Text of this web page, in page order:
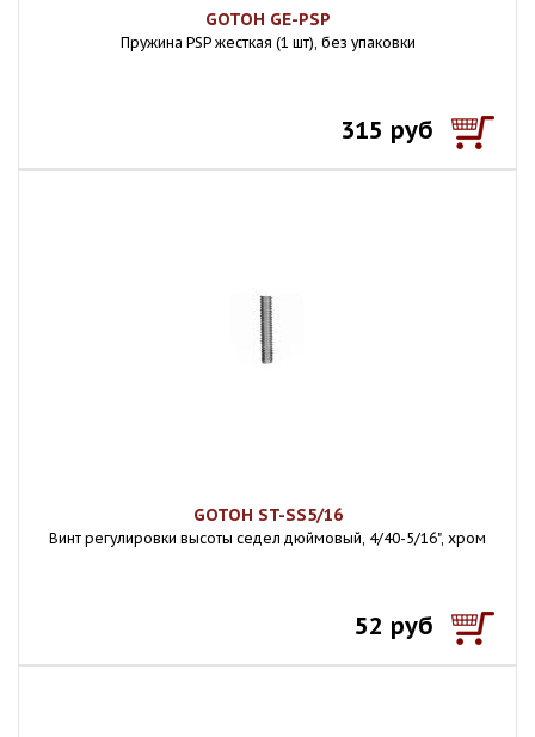
GOTOH GE-PSP
Пружина PSP жесткая (1 шт), без упаковки
315 руб
GOTOH ST-SS5/16
Винт регулировки высоты седел дюймовый, 4/40-5/16", хром
52 руб